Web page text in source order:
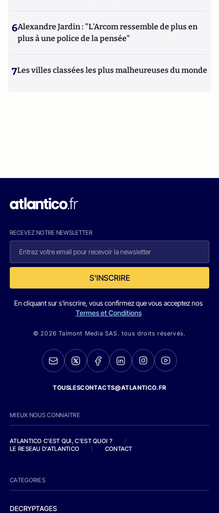
6Alexandre Jardin : "L'Arcom ressemble de plus en
plus à une police de la pensée"
7Les villes classées les plus malheureuses du monde
RECEVEZ NOTRE NEWSLETTER
S'INSCRIRE
En cliquant sur s'inscrire, vous confirmez que vous acceptez nos
Termes et Conditions
© 2026 Talmont Media SAS. tous droits réservés.
TOUSLESCONTACTS@ATLANTICO.FR
MIEUX NOUS CONNAITRE
ATLANTICO C'EST QUI, C'EST QUOI ?
/
LE RESEAU D'ATLANTICO
/ CONTACT
CATEGORIES
DECRYPTAGES